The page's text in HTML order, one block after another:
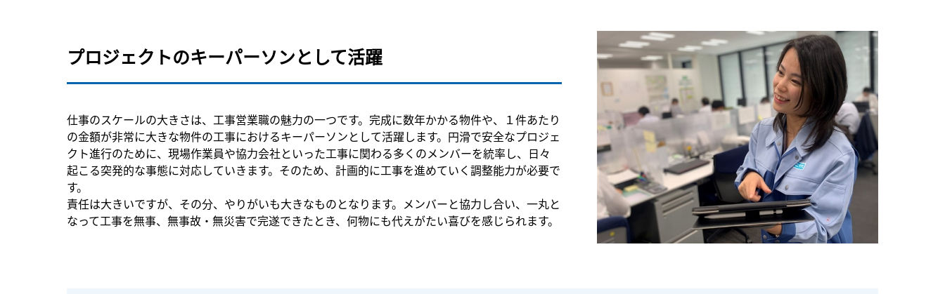
プロジェクトのキーパーソンとして活躍
仕事のスケールの大きさは、工事営業職の魅力の一つです。完成に数年かかる物件や、１件あたり
の金額が非常に大きな物件の工事におけるキーパーソンとして活躍します。円滑で安全なプロジェ
クト進行のために、現場作業員や協力会社といった工事に関わる多くのメンバーを統率し、日々
起こる突発的な事態に対応していきます。そのため、計画的に工事を進めていく調整能力が必要で
す。
責任は大きいですが、その分、やりがいも大きなものとなります。メンバーと協力し合い、一丸と
なって工事を無事、無事故・無災害で完遂できたとき、何物にも代えがたい喜びを感じられます。